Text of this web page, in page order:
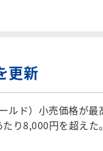
更新
ド）小売価格が
り8,000円を超えた